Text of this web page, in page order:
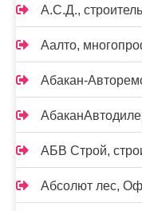
А.С.Д.,
Аалто,
Абакан-
АБВ Строй,
Абсолют лес,